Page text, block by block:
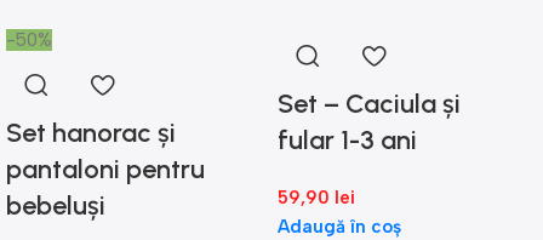
-50%
Set hanorac și
pantaloni pentru
bebeluși
Set – Caciula și
fular 1-3 ani
59,90 lei
Adaugă în coș